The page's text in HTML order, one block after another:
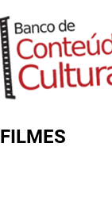
FILMES